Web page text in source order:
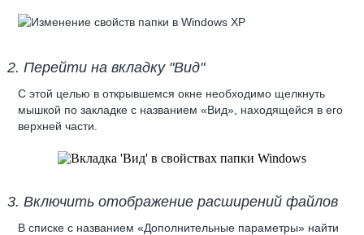
2. Перейти на вкладку "Вид"
С этой целью в открывшемся окне необходимо щелкнуть
мышкой по закладке с названием «Вид», находящейся в его
верхней части.
3. Включить отображение расширений файлов
В списке с названием «Дополнительные параметры» найти